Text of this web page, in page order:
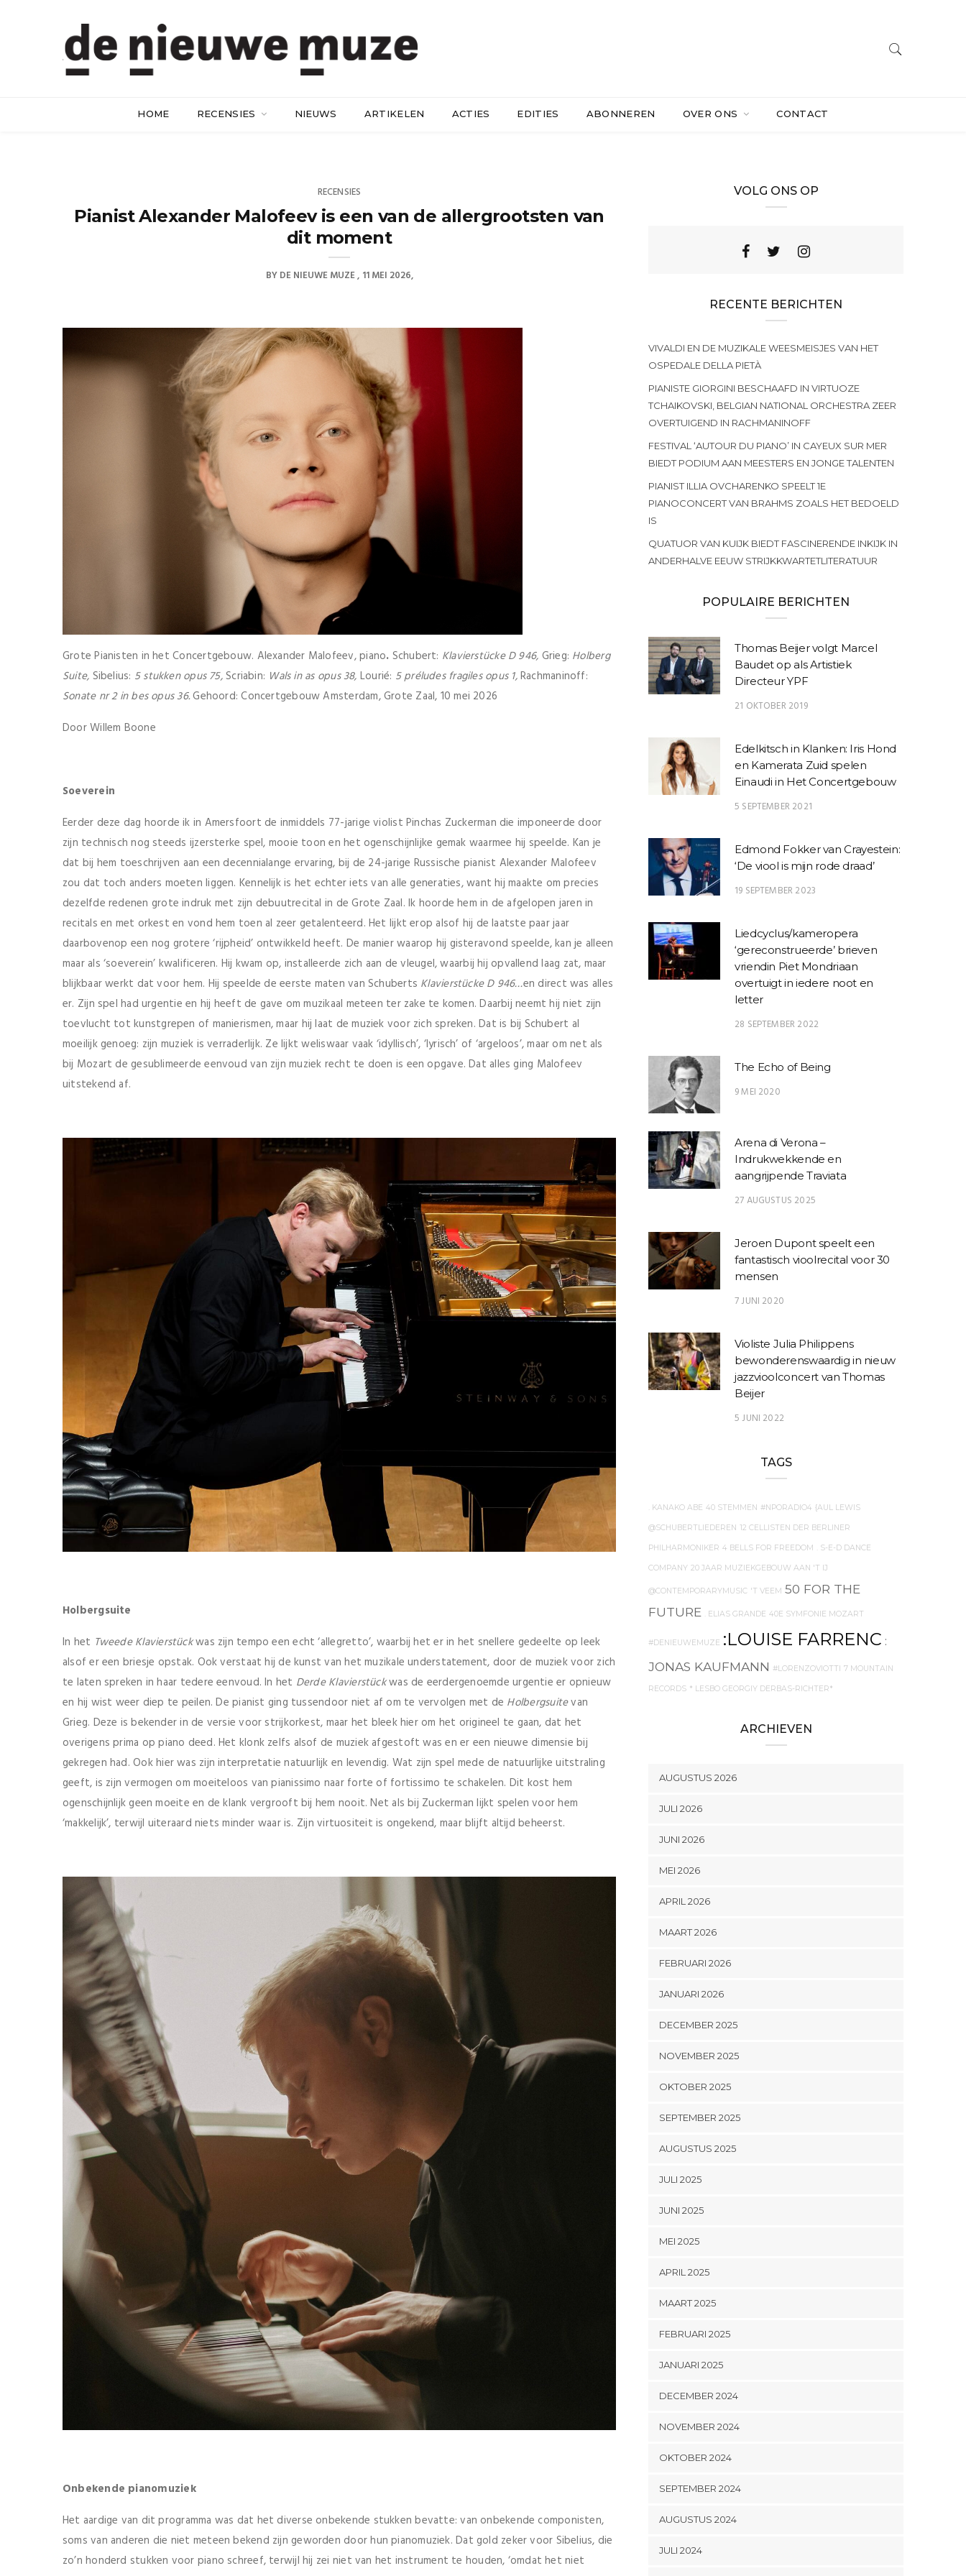
HOME RECENSIES NIEUWS ARTIKELEN ACTIES EDITIES ABONNEREN OVER ONS CONTACT
RECENSIES
Pianist Alexander Malofeev is een van de allergrootsten van
dit moment
BYDE NIEUWE MUZE 11 MEI 2026
Grote Pianisten in het Concertgebouw. Alexander Malofeev, piano. Schubert: Klavierstücke D 946, Grieg: Holberg
Suite, Sibelius: 5 stukken opus 75,Scriabin: Wals in as opus 38, Lourié: 5 préludes fragiles opus 1,Rachmaninoff:
Sonate nr 2 in bes opus 36.Gehoord: Concertgebouw Amsterdam, Grote Zaal, 10 mei 2026
Door Willem Boone
Soeverein
Eerder deze dag hoorde ik in Amersfoort de inmiddels 77-jarige violist Pinchas Zuckerman die imponeerde door
zijn technisch nog steeds ijzersterke spel, mooie toon en het ogenschijnlijke gemak waarmee hij speelde. Kan je
dat bij hem toeschrijven aan een decennialange ervaring, bij de 24-jarige Russische pianist Alexander Malofeev
zou dat toch anders moeten liggen. Kennelijk is het echter iets van alle generaties, want hij maakte om precies
dezelfde redenen grote indruk met zijn debuutrecital in de Grote Zaal. Ik hoorde hem in de afgelopen jaren in
recitals en met orkest en vond hem toen al zeer getalenteerd. Het lijkt erop alsof hij de laatste paar jaar
daarbovenop een nog grotere ‘rijpheid’ ontwikkeld heeft. De manier waarop hij gisteravond speelde, kan je alleen
maar als ‘soeverein’ kwalificeren. Hij kwam op, installeerde zich aan de vleugel, waarbij hij opvallend laag zat, maar
blijkbaar werkt dat voor hem. Hij speelde de eerste maten van Schuberts Klavierstücke D 946…en direct was alles
er. Zijn spel had urgentie en hij heeft de gave om muzikaal meteen ter zake te komen. Daarbij neemt hij niet zijn
toevlucht tot kunstgrepen of manierismen, maar hij laat de muziek voor zich spreken. Dat is bij Schubert al
moeilijk genoeg: zijn muziek is verraderlijk. Ze lijkt weliswaar vaak ‘idyllisch’, ‘lyrisch’ of ‘argeloos’, maar om net als
bij Mozart de gesublimeerde eenvoud van zijn muziek recht te doen is een opgave. Dat alles ging Malofeev
uitstekend af.
Holbergsuite
In het Tweede Klavierstückwas zijn tempo een echt ‘allegretto’, waarbij het er in het snellere gedeelte op leek
alsof er een briesje opstak. Ook verstaat hij de kunst van het muzikale understatement, door de muziek voor zich
te laten spreken in haar tedere eenvoud. In het Derde Klavierstückwas de eerdergenoemde urgentie er opnieuw
en hij wist weer diep te peilen. De pianist ging tussendoor niet af om te vervolgen met de Holbergsuitevan
Grieg. Deze is bekender in de versie voor strijkorkest, maar het bleek hier om het origineel te gaan, dat het
overigens prima op piano deed. Het klonk zelfs alsof de muziek afgestoft was en er een nieuwe dimensie bij
gekregen had. Ook hier was zijn interpretatie natuurlijk en levendig. Wat zijn spel mede de natuurlijke uitstraling
geeft, is zijn vermogen om moeiteloos van pianissimo naar forte of fortissimo te schakelen. Dit kost hem
ogenschijnlijk geen moeite en de klank vergrooft bij hem nooit. Net als bij Zuckerman lijkt spelen voor hem
‘makkelijk’, terwijl uiteraard niets minder waar is. Zijn virtuositeit is ongekend, maar blijft altijd beheerst.
Onbekende pianomuziek
Het aardige van dit programma was dat het diverse onbekende stukken bevatte: van onbekende componisten,
soms van anderen die niet meteen bekend zijn geworden door hun pianomuziek. Dat gold zeker voor Sibelius, die
zo’n honderd stukken voor piano schreef, terwijl hij zei niet van het instrument te houden, ‘omdat het niet
VOLG ONS OP
RECENTE BERICHTEN
VIVALDI EN DE MUZIKALE WEESMEISJES VAN HET
OSPEDALE DELLA PIETÀ
PIANISTE GIORGINI BESCHAAFD IN VIRTUOZE
TCHAIKOVSKI, BELGIAN NATIONAL ORCHESTRA ZEER
OVERTUIGEND IN RACHMANINOFF
FESTIVAL ‘AUTOUR DU PIANO’ IN CAYEUX SUR MER
BIEDT PODIUM AAN MEESTERS EN JONGE TALENTEN
PIANIST ILLIA OVCHARENKO SPEELT 1E
PIANOCONCERT VAN BRAHMS ZOALS HET BEDOELD
IS
QUATUOR VAN KUIJK BIEDT FASCINERENDE INKIJK IN
ANDERHALVE EEUW STRIJKKWARTETLITERATUUR
POPULAIRE BERICHTEN
Thomas Beijer volgt Marcel
Baudet op als Artistiek
Directeur YPF
21 OKTOBER 2019
Edelkitsch in Klanken: Iris Hond
en Kamerata Zuid spelen
Einaudi in Het Concertgebouw
5 SEPTEMBER 2021
Edmond Fokker van Crayestein:
‘De viool is mijn rode draad’
19 SEPTEMBER 2023
Liedcyclus/kameropera
‘gereconstrueerde’ brieven
vriendin Piet Mondriaan
overtuigt in iedere noot en
letter
28 SEPTEMBER 2022
The Echo of Being
9 MEI 2020
Arena di Verona –
Indrukwekkende en
aangrijpende Traviata
27 AUGUSTUS 2025
Jeroen Dupont speelt een
fantastisch vioolrecital voor 30
mensen
7 JUNI 2020
Violiste Julia Philippens
bewonderenswaardig in nieuw
jazzvioolconcert van Thomas
Beijer
5 JUNI 2022
TAGS
. KANAKO ABE 40 STEMMEN #NPORADIO4 {AUL LEWIS
@SCHUBERTLIEDEREN 12 CELLISTEN DER BERLINER
PHILHARMONIKER 4 BELLS FOR FREEDOM . S-E-D DANCE
COMPANY 20 JAAR MUZIEKGEBOUW AAN 'T IJ
@CONTEMPORARYMUSIC 'T VEEM 50 FOR THE
FUTURE
. ELIAS GRANDE 40E SYMFONIE MOZART
#DENIEUWEMUZE :LOUISE FARRENC :
JONAS KAUFMANN #LORENZOVIOTTI 7 MOUNTAIN
RECORDS * LESBO GEORGIY DERBAS-RICHTER*
ARCHIEVEN
AUGUSTUS 2026
JULI 2026
JUNI 2026
MEI 2026
APRIL 2026
MAART 2026
FEBRUARI 2026
JANUARI 2026
DECEMBER 2025
NOVEMBER 2025
OKTOBER 2025
SEPTEMBER 2025
AUGUSTUS 2025
JULI 2025
JUNI 2025
MEI 2025
APRIL 2025
MAART 2025
FEBRUARI 2025
JANUARI 2025
DECEMBER 2024
NOVEMBER 2024
OKTOBER 2024
SEPTEMBER 2024
AUGUSTUS 2024
JULI 2024